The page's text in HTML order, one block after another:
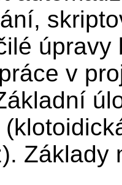
úpravy
v
Základy